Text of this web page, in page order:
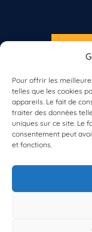
Pour offrir les
telles que les cookies
appareils. Le fait de
traiter des données
uniques sur ce site. Le
consentement peut
et fonctions.
Vous